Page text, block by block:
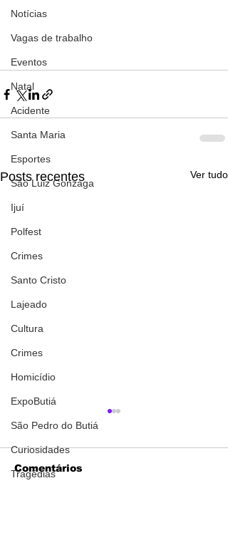
Notícias
Vagas de trabalho
Eventos
Natal
Acidente
Santa Maria
Esportes
São Luiz Gonzaga
Ijuí
Polfest
Crimes
Santo Cristo
Lajeado
Cultura
Crimes
Homicídio
ExpoButiá
São Pedro do Butiá
Curiosidades
Tragédias
Posts recentes Ver tudo
Comentários